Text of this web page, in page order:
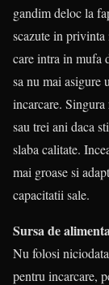
gandim deloc la
scazute in
care intra in mufa
sa nu mai asigure
incarcare.
sau trei ani daca
slaba calitate.
mai groase si
capacitatii sale.
Sursa de
Nu folosi
pentru incarcare,